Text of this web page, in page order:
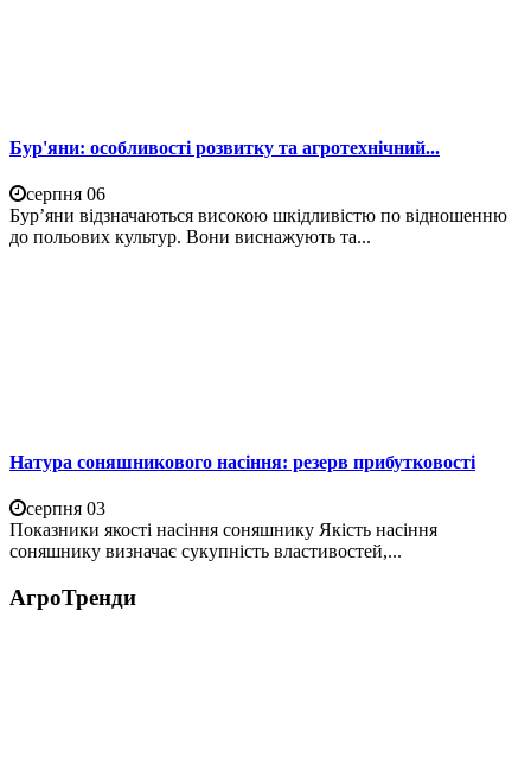
Бур'яни: особливості розвитку та агротехнічний...
серпня 06
Бур’яни відзначаються високою шкідливістю по відношенню
до польових культур. Вони виснажують та...
Натура соняшникового насіння: резерв прибутковості
серпня 03
Показники якості насіння соняшнику Якість насіння
соняшнику визначає сукупність властивостей,...
АгроТренди